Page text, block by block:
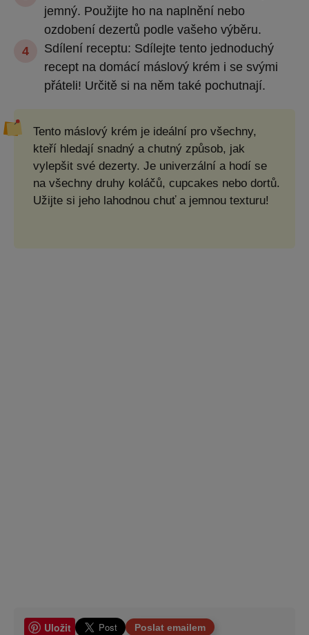
jemný. Použijte ho na naplnění nebo
ozdobení dezertů podle vašeho výběru.
Sdílení receptu: Sdílejte tento jednoduchý
recept na domácí máslový krém i se svými
přáteli! Určitě si na něm také pochutnají.
Tento máslový krém je ideální pro všechny,
kteří hledají snadný a chutný způsob, jak
vylepšit své dezerty. Je univerzální a hodí se
na všechny druhy koláčů, cupcakes nebo dortů.
Užijte si jeho lahodnou chuť a jemnou texturu!
Uložit Poslat emailem